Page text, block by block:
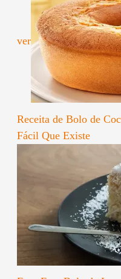
ver
Receita de Bolo de
Fácil Que Existe